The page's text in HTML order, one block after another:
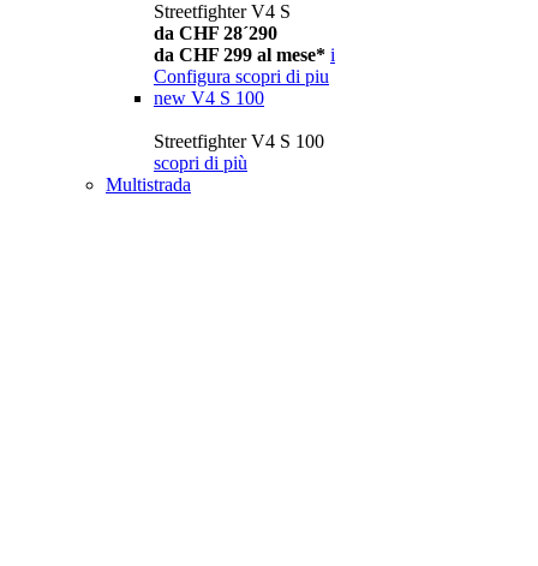
Streetfighter V4 S
da CHF 28´290
da CHF 299 al mese* i
Configura scopri di piu
new V4 S 100
Streetfighter V4 S 100
scopri di più
Multistrada